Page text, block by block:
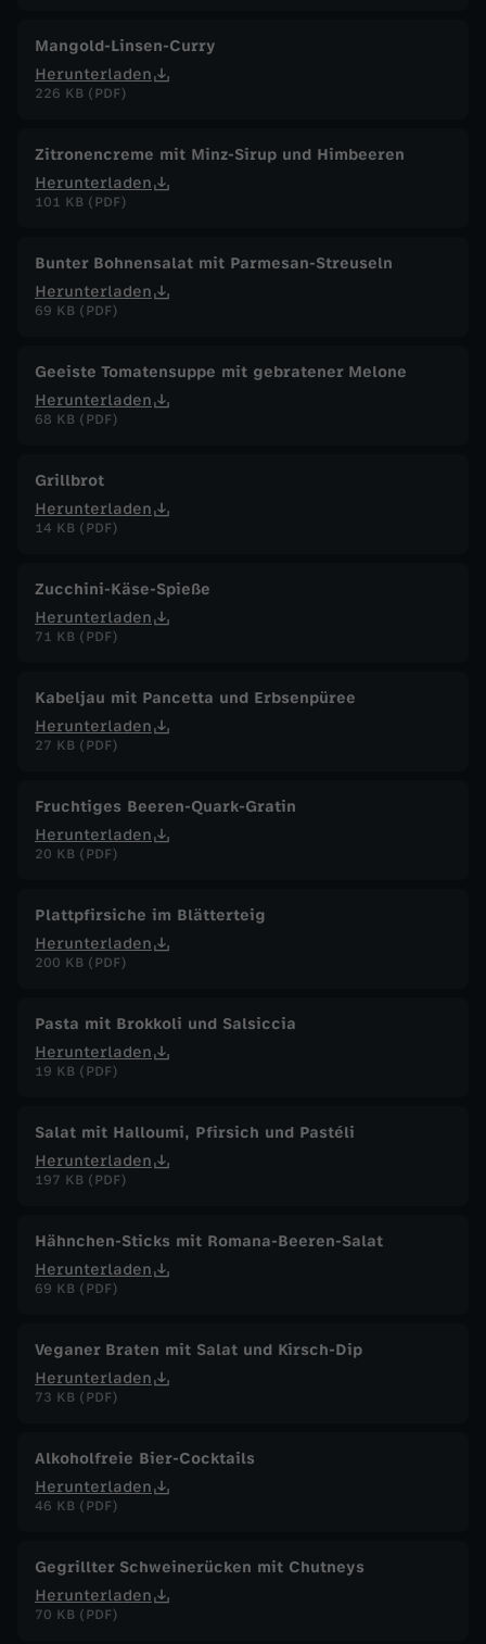
Mangold-Linsen-Curry
Herunterladen
226 KB (PDF)
Zitronencreme mit Minz-Sirup und Himbeeren
Herunterladen
101 KB (PDF)
Bunter Bohnensalat mit Parmesan-Streuseln
Herunterladen
69 KB (PDF)
Geeiste Tomatensuppe mit gebratener Melone
Herunterladen
68 KB (PDF)
Grillbrot
Herunterladen
14 KB (PDF)
Zucchini-Käse-Spieße
Herunterladen
71 KB (PDF)
Kabeljau mit Pancetta und Erbsenpüree
Herunterladen
27 KB (PDF)
Fruchtiges Beeren-Quark-Gratin
Herunterladen
20 KB (PDF)
Plattpfirsiche im Blätterteig
Herunterladen
200 KB (PDF)
Pasta mit Brokkoli und Salsiccia
Herunterladen
19 KB (PDF)
Salat mit Halloumi, Pfirsich und Pastéli
Herunterladen
197 KB (PDF)
Hähnchen-Sticks mit Romana-Beeren-Salat
Herunterladen
69 KB (PDF)
Veganer Braten mit Salat und Kirsch-Dip
Herunterladen
73 KB (PDF)
Alkoholfreie Bier-Cocktails
Herunterladen
46 KB (PDF)
Gegrillter Schweinerücken mit Chutneys
Herunterladen
70 KB (PDF)